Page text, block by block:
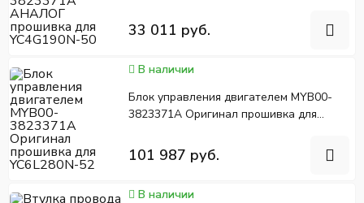
33 011 руб.
В наличии
Блок управления двигателем MYB00-
3823371A Оригинал прошивка для
101 987 руб.
В наличии